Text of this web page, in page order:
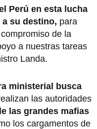
Perú en esta lucha
su destino, para
de la
a nuestras tareas
Landa.
ministerial busca
las autoridades
las grandes mafias
los cargamentos de